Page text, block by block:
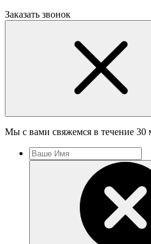
Заказать звонок
Мы с вами свяжемся в течение 30